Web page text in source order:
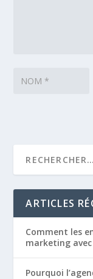
ARTICLES
Comment les
marketing avec
Pourquoi